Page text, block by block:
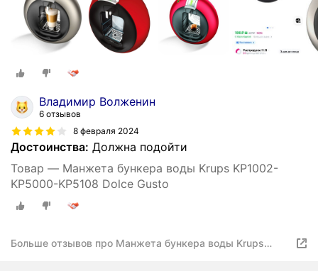
Владимир Волженин
6 отзывов
8 февраля 2024
Достоинства: Должна подойти
Товар — Манжета бункера воды Krups KP1002-
KP5000-KP5108 Dolce Gusto
Больше отзывов про Манжета бункера воды Krups